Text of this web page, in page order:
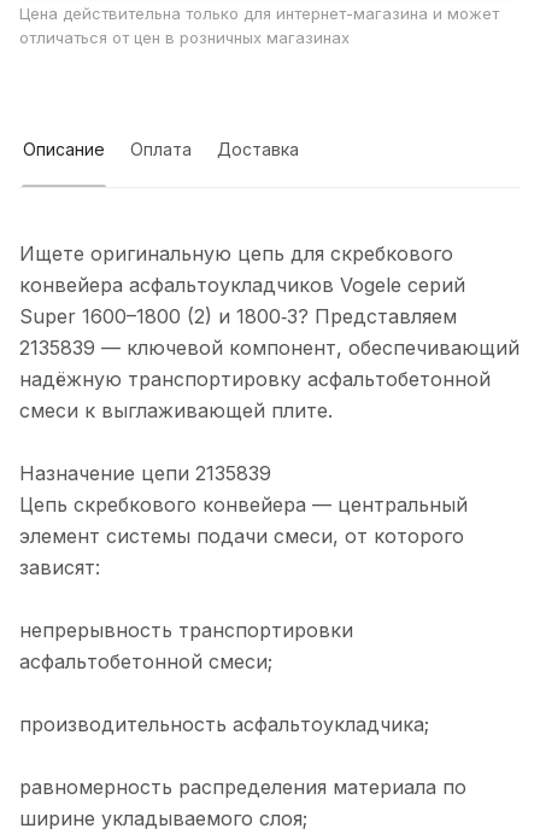
Цена действительна только для интернет-магазина и может
отличаться от цен в розничных магазинах
Описание Оплата Доставка
Ищете оригинальную цепь для скребкового
конвейера асфальтоукладчиков Vogele серий
Super 1600–1800 (2) и 1800‑3? Представляем
2135839 — ключевой компонент, обеспечивающий
надёжную транспортировку асфальтобетонной
смеси к выглаживающей плите.
Назначение цепи 2135839
Цепь скребкового конвейера — центральный
элемент системы подачи смеси, от которого
зависят:
непрерывность транспортировки
асфальтобетонной смеси;
производительность асфальтоукладчика;
равномерность распределения материала по
ширине укладываемого слоя;